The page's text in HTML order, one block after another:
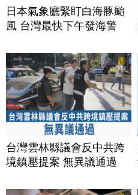
日本氣象廳緊盯白海豚颱
風 台灣最快下午發海警
台灣雲林縣議會反中共跨
境鎮壓提案 無異議通過